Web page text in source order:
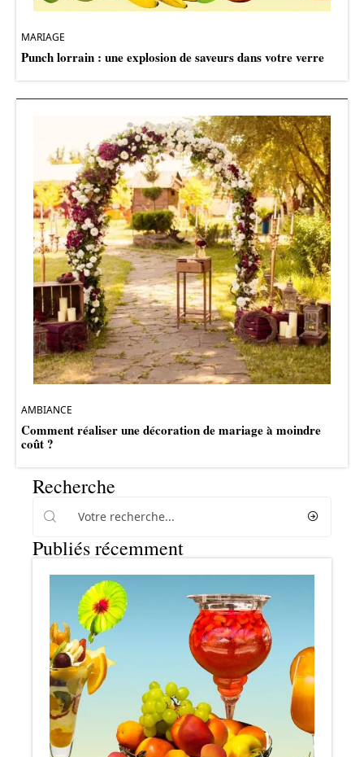
MARIAGE
Punch lorrain : une explosion de saveurs dans votre verre
AMBIANCE
Comment réaliser une décoration de mariage à moindre
coût ?
Recherche
Publiés récemment